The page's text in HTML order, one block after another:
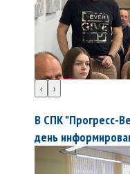
‹ ›
В СПК "Прогресс-
день